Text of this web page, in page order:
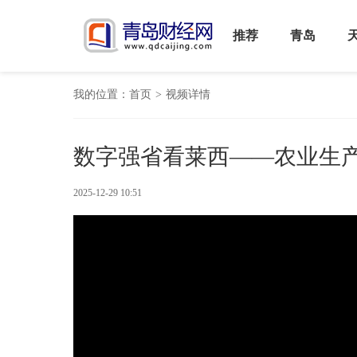
推荐 青岛
我的位置： 首页 > 视频详情
数字强省看莱西——农业生
2025-12-29 10:51